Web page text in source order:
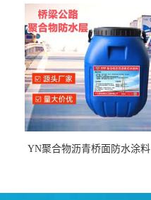
YN聚合物沥青桥面防水涂料